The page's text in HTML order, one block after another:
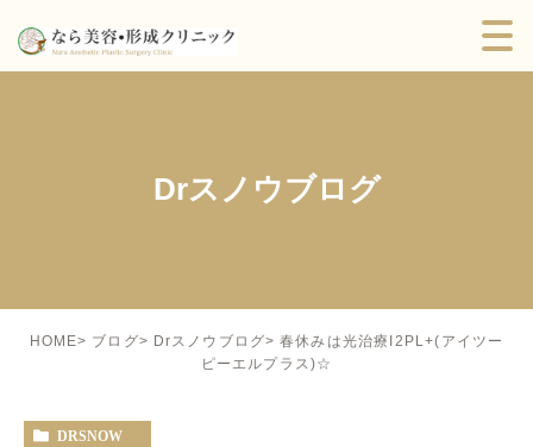
Drスノウブログ
HOME ブログ Drスノウブログ
春休みは光治療I2PL+(アイツー
ピーエルプラス)☆
DRSNOW